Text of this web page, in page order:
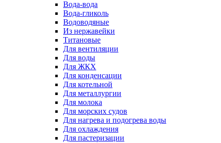
Вода-вода
Вода-гликоль
Водоводяные
Из нержавейки
Титановые
Для вентиляции
Для воды
Для ЖКХ
Для конденсации
Для котельной
Для металлургии
Для молока
Для морских судов
Для нагрева и подогрева воды
Для охлаждения
Для пастеризации